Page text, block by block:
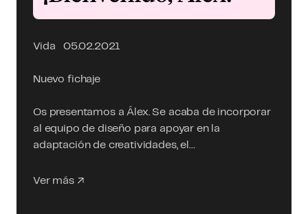
Vida 05.02.2021
Nuevo fichaje
Os presentamos a Álex. Se acaba de incorporar
al equipo de diseño para apoyar en la
adaptación de creatividades, el…
Ver más